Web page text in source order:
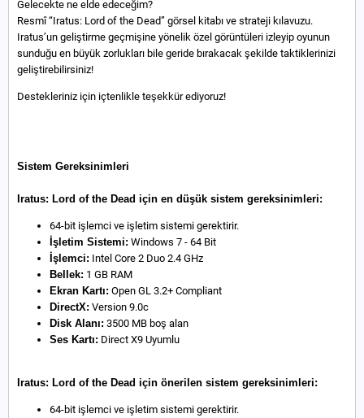
Gelecekte ne elde edeceğim?
Resmî “Iratus: Lord of the Dead” görsel kitabı ve strateji kılavuzu.
Iratus’un geliştirme geçmişine yönelik özel görüntüleri izleyip oyunun
sunduğu en büyük zorlukları bile geride bırakacak şekilde taktiklerinizi
geliştirebilirsiniz!
Destekleriniz için içtenlikle teşekkür ediyoruz!
Sistem Gereksinimleri
Iratus: Lord of the Dead için en düşük sistem gereksinimleri:
64-bit işlemci ve işletim sistemi gerektirir.
İşletim Sistemi: Windows 7 - 64 Bit
İşlemci: Intel Core 2 Duo 2.4 GHz
Bellek: 1 GB RAM
Ekran Kartı: Open GL 3.2+ Compliant
DirectX: Version 9.0c
Disk Alanı: 3500 MB boş alan
Ses Kartı: Direct X9 Uyumlu
Iratus: Lord of the Dead için önerilen sistem gereksinimleri:
64-bit işlemci ve işletim sistemi gerektirir.